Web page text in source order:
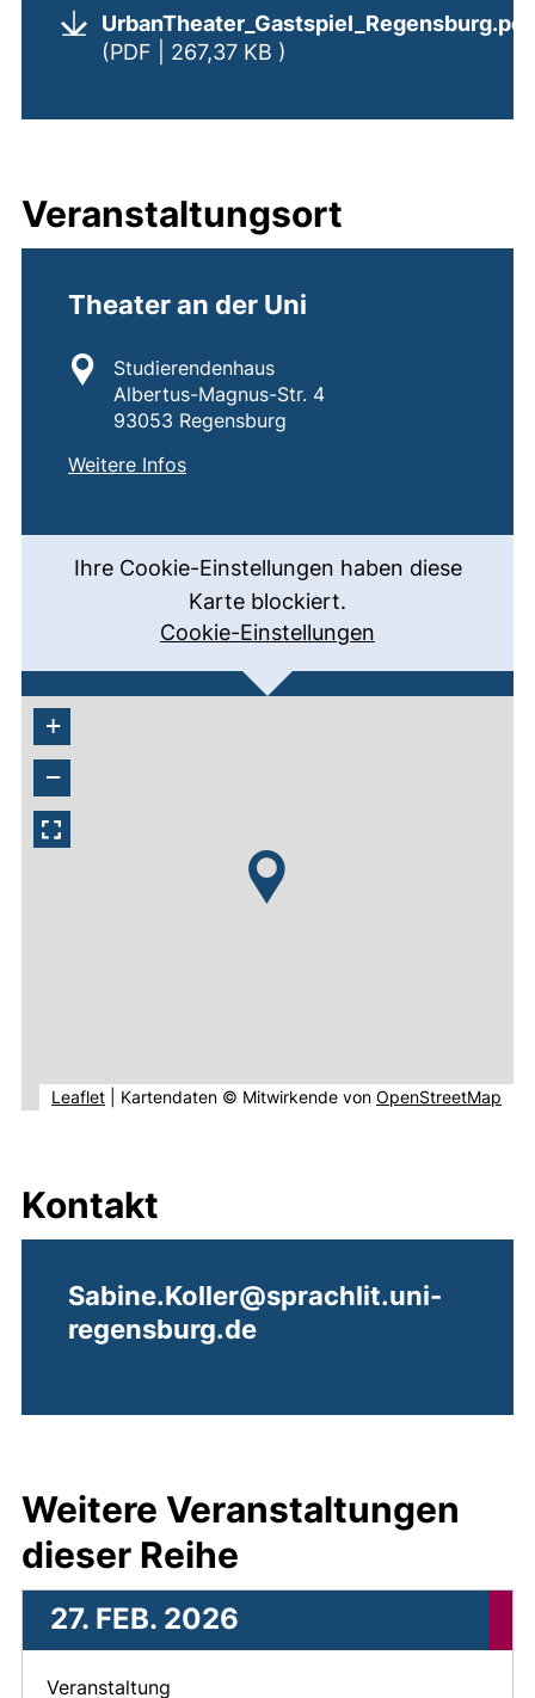
UrbanTheater_Gastspiel_Regensburg.pdf
(PDF | 267,37 KB )
Veranstaltungsort
Theater an der Uni
Standort:
Studierendenhaus
Albertus-Magnus-Str. 4
93053 Regensburg
Weitere Infosvon
Theater an der Uni
(externer Link, öffnet neues Fenster)
Ihre Cookie-Einstellungen haben diese
Karte blockiert.
Cookie-Einstellungen
+
−
Leaflet(externer Link, öffnet neues Fenster).
Kartendaten © Mitwirkende von OpenStreetMap
Kontakt
Sabine.Koller@sprachlit.uni-
regensburg.de
Weitere Veranstaltungen
dieser Reihe
Veranstaltung
27. FEB. 2026